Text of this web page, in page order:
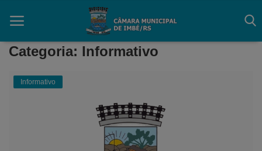
Início
Categoria: Informativo
Informativo